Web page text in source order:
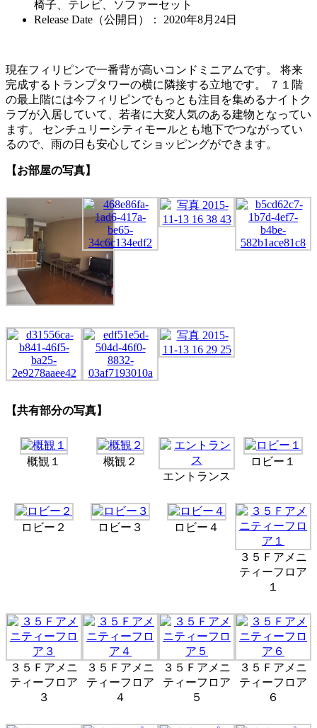
椅子、テレビ、ソファーセット
Release Date（公開日）
： 2020年8月24日
現在フィリピンで一番背が高いコンドミニアムです。 将来
完成するトランプタワーの横に隣接する立地です。 ７１階
の最上階には今フィリピンでもっとも注目を集めるナイトク
ラブが入居していて、若者に大変人気のある建物となってい
ます。 センチュリーシティモールとも地下でつながってい
るので、雨の日も安心してショッピングができます。
【お部屋の写真】
【共有部分の写真】
概観１
概観２
エントランス
ロビー１
ロビー２ ロビー３ ロビー４
３５Ｆアメニ
ティーフロア
１
３５Ｆアメニ
ティーフロア
３
３５Ｆアメニ
ティーフロア
４
３５Ｆアメニ
ティーフロア
５
３５Ｆアメニ
ティーフロア
６